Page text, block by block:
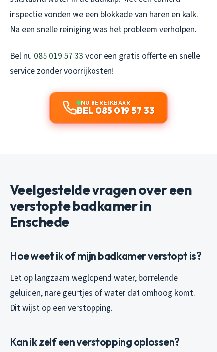
inspectie vonden we een blokkade van haren en kalk.
Na een snelle reiniging was het probleem verholpen.
Bel nu 085 019 57 33 voor een gratis offerte en snelle
service zonder voorrijkosten!
NU BEREIKBAAR
BEL 085 019 57 33
Veelgestelde vragen over een
verstopte badkamer in
Enschede
Hoe weet ik of mijn badkamer verstopt is?
Let op langzaam weglopend water, borrelende
geluiden, nare geurtjes of water dat omhoog komt.
Dit wijst op een verstopping.
Kan ik zelf een verstopping oplossen?